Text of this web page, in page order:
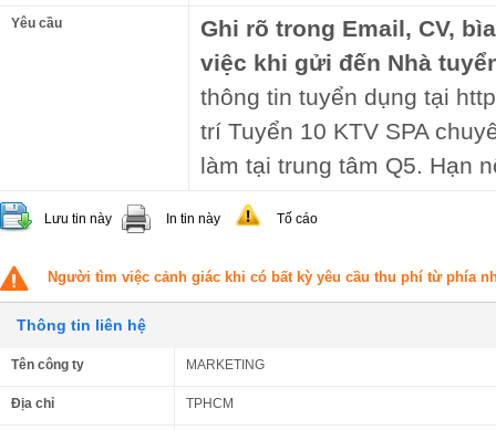
Yêu cầu
Ghi rõ trong Email, CV,
việc khi gửi đến Nhà
thông tin tuyển dụng tại
trí Tuyển 10 KTV SPA
làm tại trung tâm Q5. Hạn
Lưu tin này In tin này Tố cáo
Người tìm việc cảnh giác khi có bất kỳ yêu cầu thu phí từ phía
Thông tin liên hệ
Tên công ty MARKETING
Địa chỉ TPHCM